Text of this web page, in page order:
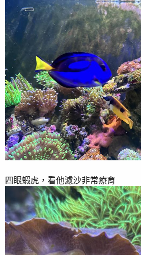
四眼蝦虎，看他濾沙非常療育